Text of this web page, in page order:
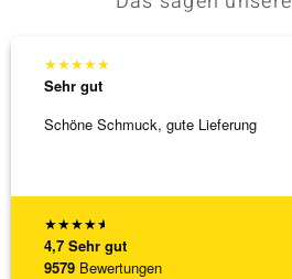
★★★★★
4,7 Sehr gut
9579 Bewertungen
★★★★★
Sehr gut
Schöne Schmuck, gute Lieferung